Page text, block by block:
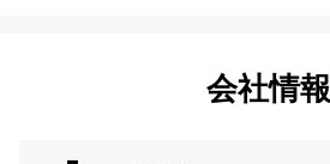
会社情報